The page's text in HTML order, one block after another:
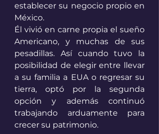
establecer su negocio propio en
México.
Él vivió en carne propia el sueño
Americano, y muchas de sus
pesadillas. Así cuando tuvo la
posibilidad de elegir entre llevar
a su familia a EUA o regresar su
tierra, optó por la segunda
opción y además continuó
trabajando arduamente para
crecer su patrimonio.